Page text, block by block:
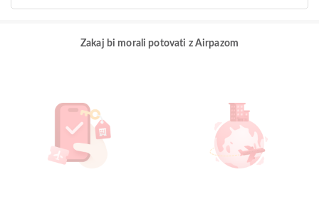
Zakaj bi morali potovati z Airpazom